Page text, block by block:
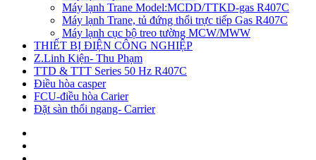
Máy lạnh Trane Model:MCDD/TTKD-gas R407C
Máy lạnh Trane, tủ đứng thổi trực tiếp Gas R407C
Máy lạnh cục bộ treo tường MCW/MWW
THIẾT BỊ ĐIỆN CÔNG NGHIỆP
Z.Linh Kiện- Thu Phạm
TTD & TTT Series 50 Hz R407C
Điều hòa casper
FCU-điều hòa Carier
Đặt sàn thổi ngang- Carrier